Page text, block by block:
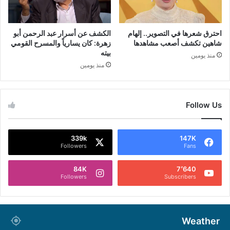
احترق شعرها في التصوير.. إلهام
شاهين تكشف أصعب مشاهدها
منذ يومين
الكشف عن أسرار عبد الرحمن أبو
زهرة: كان يسارياً والمسرح القومي
بيته
منذ يومين
Follow Us
147K
Fans
339k
Followers
7٬640
Subscribers
84K
Followers
Weather